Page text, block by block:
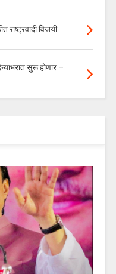
राष्ट्रवादी विजयी
सुरू होणार –